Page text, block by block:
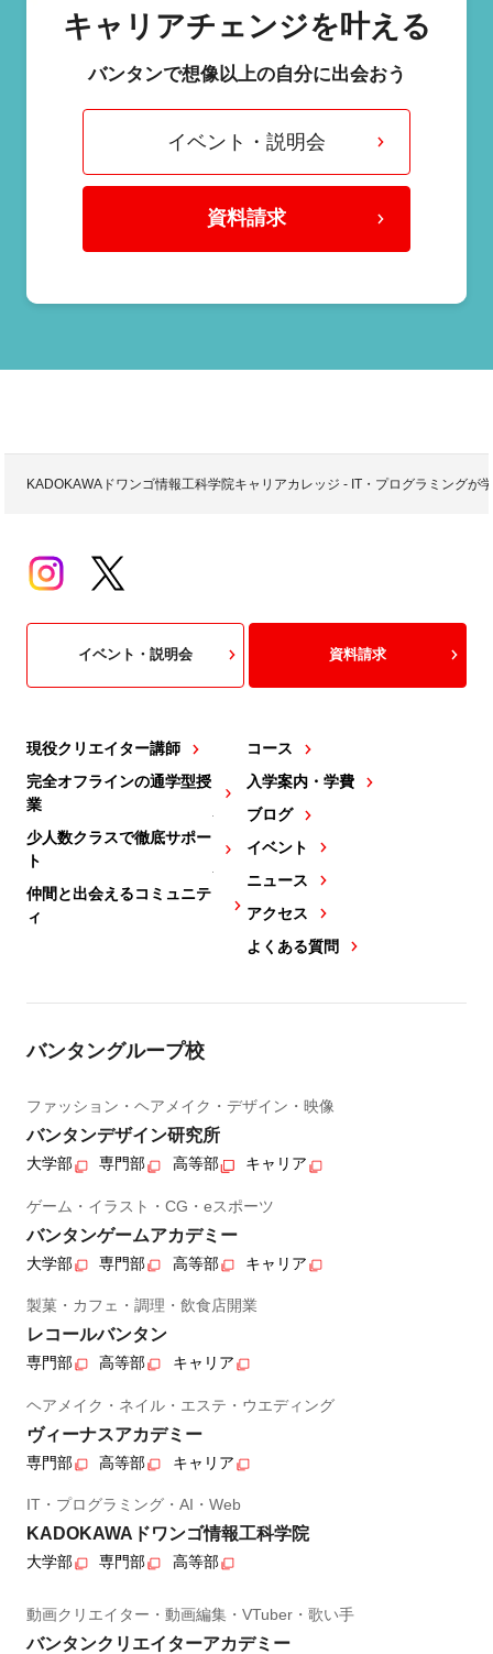
キャリアチェンジを叶える
バンタンで想像以上の自分に出会おう
イベント・説明会
資料請求
KADOKAWAドワンゴ情報工科学院キャリアカレッジ - IT・プログラミングが
現役クリエイター講師
完全オフラインの通学型授
業
少人数クラスで徹底サポー
ト
仲間と出会えるコミュニテ
ィ
コース
入学案内・学費
ブログ
イベント
ニュース
アクセス
よくある質問
イベント・説明会 資料請求
バンタングループ校
ファッション・ヘアメイク・デザイン・映像
バンタンデザイン研究所
大学部 専門部 高等部 キャリア
ゲーム・イラスト・CG・eスポーツ
バンタンゲームアカデミー
大学部 専門部 高等部 キャリア
製菓・カフェ・調理・飲食店開業
レコールバンタン
専門部 高等部 キャリア
ヘアメイク・ネイル・エステ・ウエディング
ヴィーナスアカデミー
専門部 高等部 キャリア
IT・プログラミング・AI・Web
KADOKAWAドワンゴ情報工科学院
大学部 専門部 高等部
動画クリエイター・動画編集・VTuber・歌い手
バンタンクリエイターアカデミー